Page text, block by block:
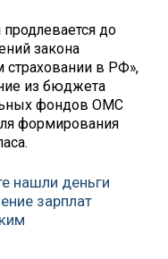
до
закона
страховании в РФ»,
из бюджета
фондов ОМС
формирования
нашли деньги
зарплат